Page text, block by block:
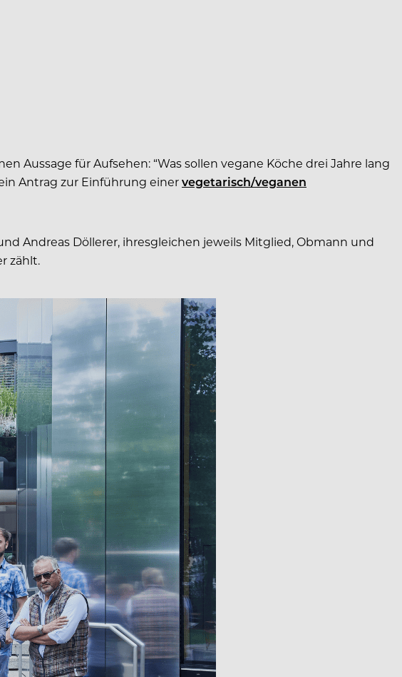
Aussage für Aufsehen: “Was sollen vegane Köche drei Jahre lang
Antrag zur Einführung einervegetarisch/veganen
Andreas Döllerer, ihresgleichen jeweils Mitglied, Obmann und
zählt.